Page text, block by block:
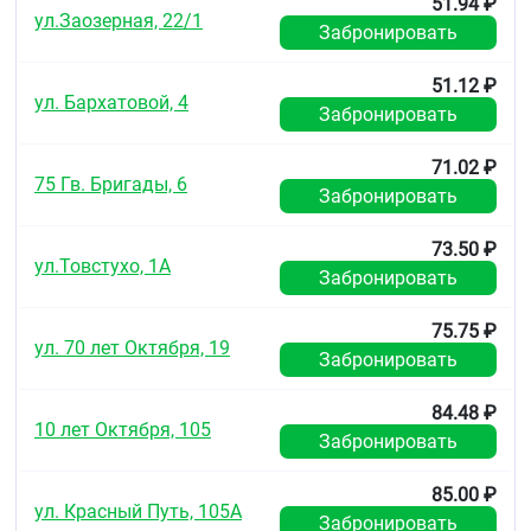
Повышенная чувствительность к клотримазолу
или вспомогательным веществам, первый
С осторожностью
Применение при беременности и в период
грудного вскармливания
Противопоказано применение в первый триместр
беременности.
Возможно применение препарата во II и III
триместрах беременности по назначению врача.
С осторожностью в период лактикации
Наружно. Мазь наносят тонким слоем 2-3 раза в
день на предварительно очищенные (с
применением мыла с нейтральным значением pH)
и сухие поражённые участки кожи и осторожно
ул.Заозерная, 22/1
Забронировать
ул. Бархатовой, 4
51.12 ₽
Забронировать
75 Гв. Бригады, 6
71.02 ₽
Забронировать
ул.Товстухо, 1А
73.50 ₽
Забронировать
ул. 70 лет Октября, 19
75.75 ₽
Забронировать
10 лет Октября, 105
84.48 ₽
Забронировать
ул. Красный Путь, 105А
85.00 ₽
Забронировать